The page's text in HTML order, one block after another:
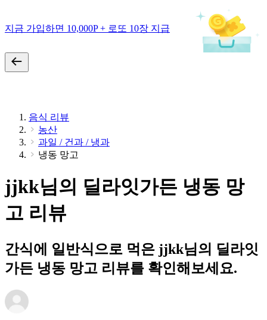
지금 가입하면 10,000P + 로또 10장 지급
음식 리뷰
농산
과일 / 건과 / 냉과
냉동 망고
jjkk님의 딜라잇가든 냉동 망
고 리뷰
간식에 일반식으로 먹은 jjkk님의 딜라잇
가든 냉동 망고 리뷰를 확인해보세요.